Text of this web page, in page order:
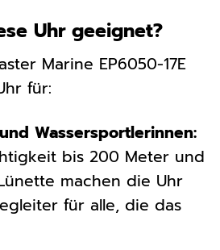
Uhr geeignet?
Marine EP6050-17E
für:
Wassersportlerinnen:
bis 200 Meter und
machen die Uhr
für alle, die das